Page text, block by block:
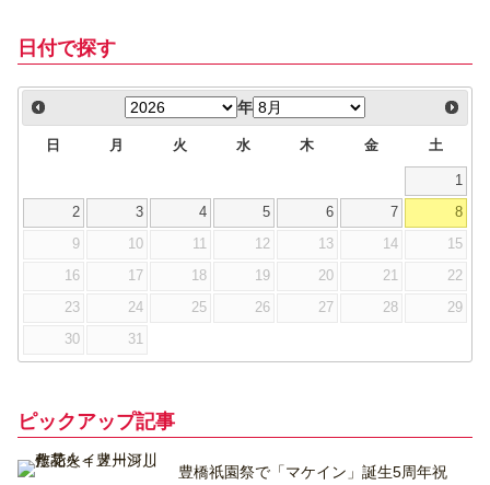
日付で探す
年
日 月 火 水 木 金 土
1
2 3 4 5 6 7 8
9 10 11 12 13 14 15
16 17 18 19 20 21 22
23 24 25 26 27 28 29
30 31
ピックアップ記事
豊橋祇園祭で「マケイン」誕生5周年祝